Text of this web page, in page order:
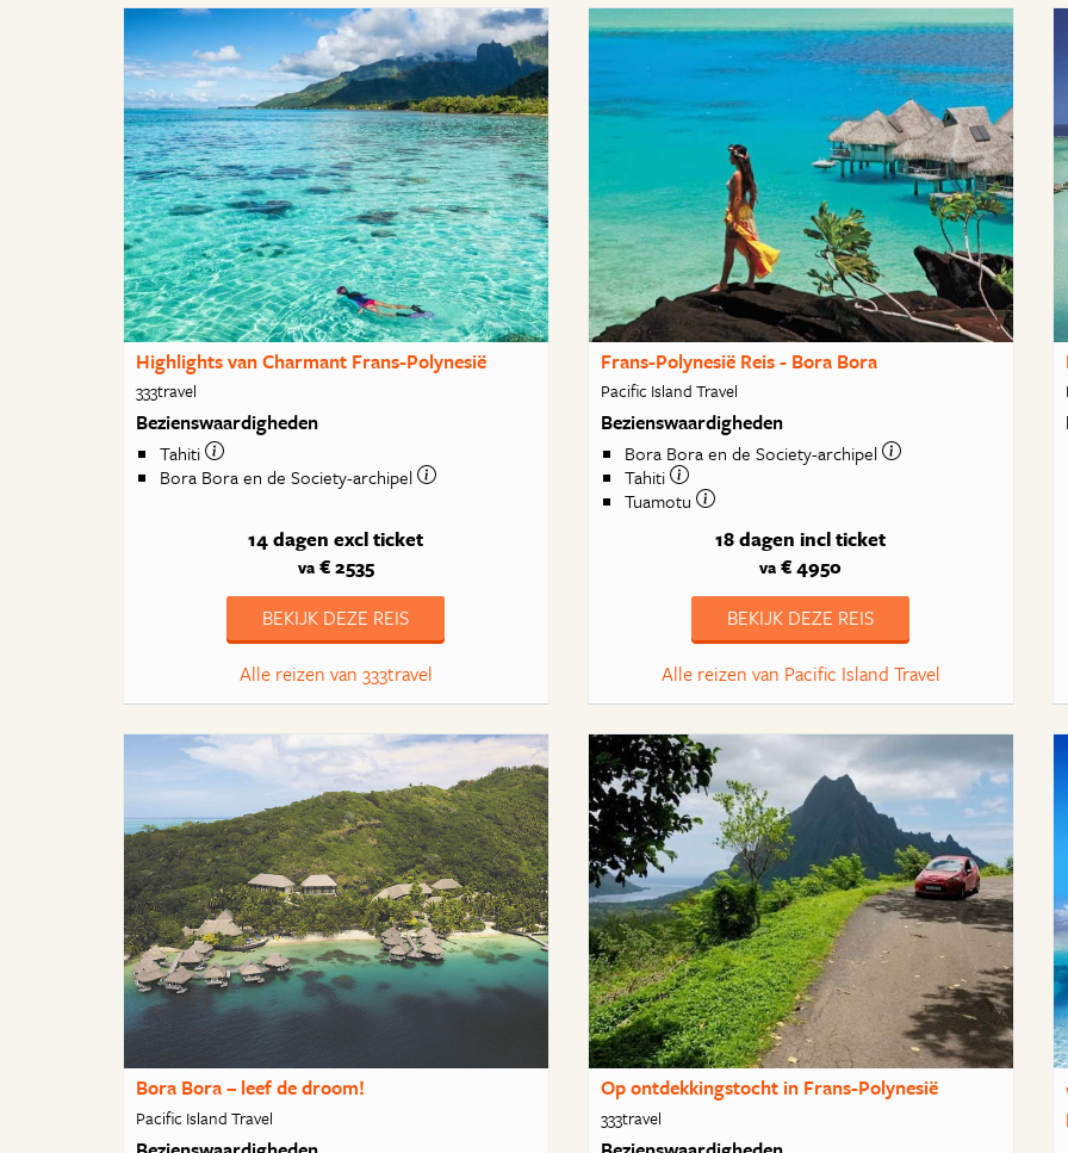
Highlights van Charmant Frans-Polynesië
333travel
Bezienswaardigheden
Tahiti
Bora Bora en de Society-archipel
14 dagen excl ticket
va€ 2535
BEKIJK DEZE REIS
Alle reizen van 333travel
Frans-Polynesië Reis - Bora Bora
Pacific Island Travel
Bezienswaardigheden
Bora Bora en de Society-archipel
Tahiti
Tuamotu
18 dagen incl ticket
va € 4950
BEKIJK DEZE REIS
Alle reizen van Pacific Island Travel
Bora Bora – leef de droom!
Pacific Island Travel
Op ontdekkingstocht in Frans-Polynesië
333travel